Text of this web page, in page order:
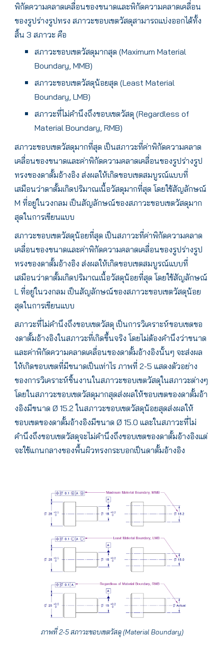
พิกัดความคลาดเคลื่อนของขนาดและพิกัดความคลาดเคลื่อน
ของรูปร่างรูปทรง สภาวะขอบเขตวัสดุสามารถแบ่งออกได้ทั้ง
สิ้น 3 สภาวะ คือ
สภาวะขอบเขตวัสดุมากสุด (Maximum Material
Boundary, MMB)
สภาวะขอบเขตวัสดุน้อยสุด (Least Material
Boundary, LMB)
สภาวะที่ไม่คำนึงถึงขอบเขตวัสดุ (Regardless of
Material Boundary, RMB)
สภาวะขอบเขตวัสดุมากที่สุด เป็นสภาวะที่ค่าพิกัดความคลาด
เคลื่อนของขนาดและค่าพิกัดความคลาดเคลื่อนของรูปร่างรูป
ทรงของดาตั้มอ้างอิง ส่งผลให้เกิดขอบเขตสมบูรณ์แบบที่
เสมือนว่าดาตั้มเกิดปริมาณเนื้อวัสดุมากที่สุด โดยใช้สัญลักษณ์
M ที่อยู่ในวงกลม เป็นสัญลักษณ์ของสภาวะขอบเขตวัสดุมาก
สุดในการเขียนแบบ
สภาวะขอบเขตวัสดุน้อยที่สุด เป็นสภาวะที่ค่าพิกัดความคลาด
เคลื่อนของขนาดและค่าพิกัดความคลาดเคลื่อนของรูปร่างรูป
ทรงของดาตั้มอ้างอิง ส่งผลให้เกิดขอบเขตสมบูรณ์แบบที่
เสมือนว่าดาตั้มเกิดปริมาณเนื้อวัสดุน้อยที่สุด โดยใช้สัญลักษณ์
L ที่อยู่ในวงกลม เป็นสัญลักษณ์ของสภาวะขอบเขตวัสดุน้อย
สุดในการเขียนแบบ
สภาวะที่ไม่คำนึงถึงขอบเขตวัสดุ เป็นการวิเคราะห์ขอบเขตขอ
งดาตั้มอ้างอิงในสภาวะที่เกิดขึ้นจริง โดยไม่ต้องคำนึงว่าขนาด
และค่าพิกัดความคลาดเคลื่อนของดาตั้มอ้างอิงนั้นๆ จะส่งผล
ให้เกิดขอบเขตที่มีขนาดเป็นเท่าไร ภาพที่ 2-5 แสดงตัวอย่าง
ของการวิเคราะห์ชิ้นงานในสภาวะขอบเขตวัสดุในสภาวะต่างๆ
โดยในสภาวะขอบเขตวัสดุมากสุดส่งผลให้ขอบเขตของดาตั้มอ้า
งอิงมีขนาด Ø 15.2 ในสภาวะขอบเขตวัสดุน้อยสุดส่งผลให้
ขอบเขตของดาตั้มอ้างอิงมีขนาด Ø 15.0 และในสภาวะที่ไม่
คำนึงถึงขอบเขตวัสดุจะไม่คำนึงถึงขอบเขตของดาตั้มอ้างอิงแต่
จะใช้แกนกลางของพื้นผิวทรงกระบอกเป็นดาตั้มอ้างอิง
ภาพที่ 2-5 สภาวะขอบเขตวัสดุ (Material Boundary)